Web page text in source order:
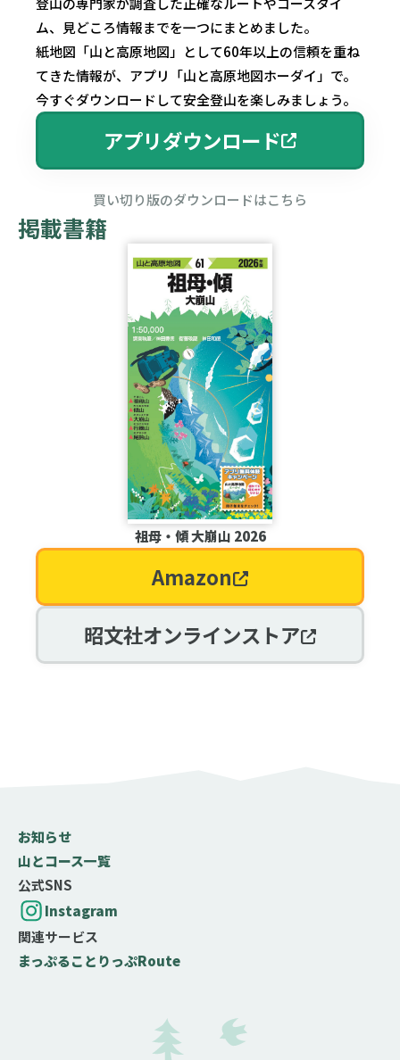
ム、見どころ情報までを一つにまとめました。
紙地図「山と高原地図」として60年以上の信頼を重ね
てきた情報が、アプリ「山と高原地図ホーダイ」で。
今すぐダウンロードして安全登山を楽しみましょう。
アプリダウンロード
買い切り版のダウンロードはこちら
掲載書籍
祖母・傾 大崩山 2026
Amazon
昭文社オンラインストア
お知らせ
山とコース一覧
公式SNS
Instagram
関連サービス
まっぷることりっぷRoute